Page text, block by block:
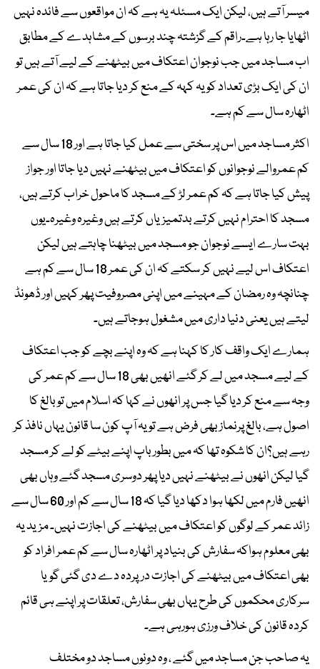
میسر آتے ہیں، لیکن ایک مسئلہ یہ ہے کہ ان مواقعوں سے فائدہ نہیں
اٹھایا جا رہا ہے۔راقم کے گزشتہ چند برسوں کے مشاہدے کے مطابق
اب مساجد میں جب نوجوان اعتکاف میں بیٹھنے کے لیے آتے ہیں تو
ان کی ایک بڑی تعداد کو یہ کہہ کے منع کر دیا جاتا ہے کہ ان کی عمر
اٹھارہ سال سے کم ہے۔
اکثر مساجد میں اس پر سختی سے عمل کیا جاتا ہے اور 18 سال سے
کم عمروالے نوجوانوں کو اعتکاف میں بیٹھنے نہیں دیا جاتا اور جواز
پیش کیا جاتا ہے کہ کم عمر لڑ کے مسجد کا ماحول خراب کرتے ہیں،
مسجد کا احترام نہیں کرتے بدتمیزیاں کرتے ہیں وغیرہ وغیرہ۔یوں
بہت سارے ایسے نوجوان جو مسجد میں بیٹھنا چاہتے ہیں لیکن
اعتکاف اس لیے نہیں کر سکتے کہ ان کی عمر 18 سال سے کم ہے
چنانچہ وہ رمضان کے مہینے میں اپنی مصروفیت پھر کہیں اور ڈھونڈ
لیتے ہیں یعنی دنیا داری میں مشغول ہوجاتے ہیں۔
ہمارے ایک واقف کار کا کہنا ہے کہ وہ اپنے بچے کو جب اعتکاف
کے لیے مسجد میں لے کر گئے انھیں بھی 18 سال سے کم عمر کی
وجہ سے منع کر دیا گیا جس پر انھوں نے کہا کہ اسلام میں تو بالغ کا
اصول ہے، بالغ پرنماز بھی فرض ہے تو یہ آپ کون سا قانون یہاں نافذ کر
رہے ہیں؟ان کا شکوہ تھا کہ میں بطور باپ اپنے بیٹے کو لے کر مسجد
گیا لیکن انھوں نے بیٹھنے نہیں دیا پھر دوسری مسجد گئے وہاں بھی
انھیں فارم میں لکھا ہوا دکھا دیا گیا کہ 18 سال سے کم اور 60 سال سے
زائد عمر کے لوگوں کو اعتکاف میں بیٹھنے کی اجازت نہیں۔ مزید یہ
بھی معلوم ہواکہ سفارش کی بنیاد پر اٹھارہ سال سے کم عمر افراد کو
بھی اعتکاف میں بیٹھنے کی اجازت درپردہ دے دی گئی گویا
سرکاری محکموں کی طرح یہاں بھی سفارش، تعلقات پر اپنے ہی قائم
کردہ قانون کی خلاف ورزی ہورہی ہے۔
یہ صاحب جن مساجد میں گئے ، وہ دونوں مساجد دو مختلف